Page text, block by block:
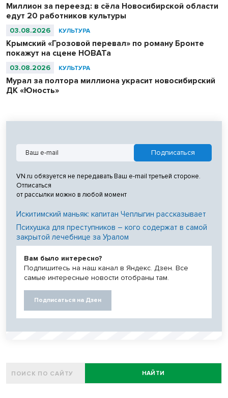
Миллион за переезд: в сёла Новосибирской области
едут 20 работников культуры
03.08.2026 КУЛЬТУРА
Крымский «Грозовой перевал» по роману Бронте
покажут на сцене НОВАТа
03.08.2026 КУЛЬТУРА
Мурал за полтора миллиона украсит новосибирский
ДК «Юность»
VN.ru обязуется не передавать Ваш e-mail третьей стороне.
Отписаться
от рассылки можно в любой момент
Искитимский маньяк: капитан Чеплыгин рассказывает
Психушка для преступников – кого содержат в самой
закрытой лечебнице за Уралом
Вам было интересно?
Подпишитесь на наш канал в Яндекс. Дзен. Все
самые интересные новости отобраны там.
Подписаться на Дзен
НАЙТИ